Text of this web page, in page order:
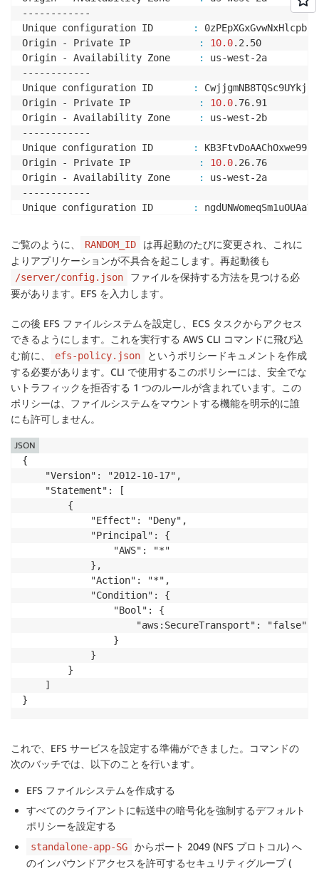
------------
Unique configuration ID
:
Origin - Private IP
: 10.0.2.50
Origin - Availability Zone
:
us-west-2a
------------
Unique configuration ID
:
Origin - Private IP
: 10.0.76.91
Origin - Availability Zone
:
us-west-2b
------------
Unique configuration ID
:
Origin - Private IP
: 10.0.26.76
Origin - Availability Zone
:
us-west-2a
------------
Unique configuration ID
:
Origin - Availability Zone
us-west-2a
------------
sh-4.2#
ご覧のように、 RANDOM_ID
は再起動のたびに変更され、これに
よりアプリケーションが不具合を起こします。再起動後も
/server/config.json
ファイルを保持する方法を見つける必
要があります。EFS を入力します。
この後 EFS ファイルシステムを設定し、ECS タスクからアクセス
できるようにします。これを実行する AWS CLI コマンドに飛び込
む前に、
efs-policy.json
というポリシードキュメントを作成
する必要があります。CLI で使用するこのポリシーには、安全でな
いトラフィックを拒否する 1 つのルールが含まれています。この
ポリシーは、ファイルシステムをマウントする機能を明示的に誰
にも許可しません。
{
    "Version": "2012-10-17",
    "Statement": [
        {
            "Effect": "Deny",
            "Principal": {
                "AWS": "*"
            },
            "Action": "*",
            "Condition": {
                "Bool": {
                    "aws:SecureTransport": "false"
                }
            }
        }
    ]
}
JSON
これで、EFS サービスを設定する準備ができました。コマンドの
次のバッチでは、以下のことを行います。
EFS ファイルシステムを作成する
すべてのクライアントに転送中の暗号化を強制するデフォルト
ポリシーを設定する
standalone-app-SG
からポート 2049 (NFS プロトコル) へ
のインバウンドアクセスを許可するセキュリティグループ (